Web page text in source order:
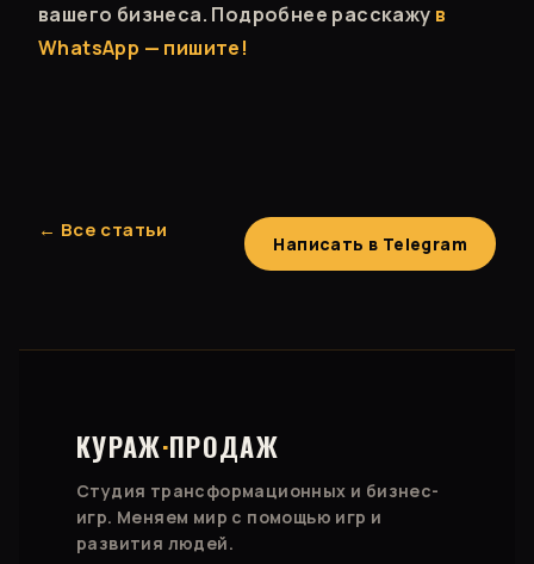
вашего бизнеса. Подробнее расскажу в
WhatsApp — пишите!
← Все статьи
Написать в Telegram
КУРАЖ·ПРОДАЖ
Студия трансформационных и бизнес-
игр. Меняем мир с помощью игр и
развития людей.